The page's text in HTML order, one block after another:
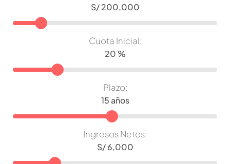
Cuota Inicial:
Plazo:
Ingresos Netos: